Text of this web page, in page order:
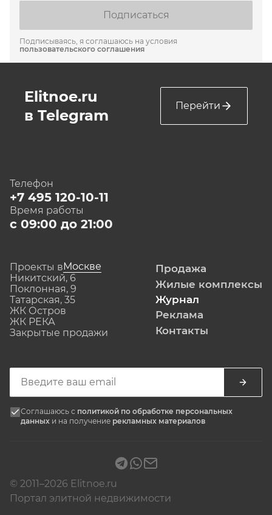
Подписаться
Подписываясь, я соглашаюсь на условия
пользовательского соглашения
Elitnoe.ru
в Telegram
Перейти
Телефон
+7 495 120-10-11
Время работы
с 09:00 до 21:00
Проекты вМоскве
Никитский, 6
Поклонная, 9
Татарская, 35
ЖК Остров
ЖК РЕКА
Закрытые продажи
Продажа
Жилые комплексы
Журнал
Реклама
Контакты
Соглашаюсь с политикой по обработке персональных
данных и на получение рекламных материалов
© 2011–2026 Elitnoe.ru
Портал элитной недвижимости